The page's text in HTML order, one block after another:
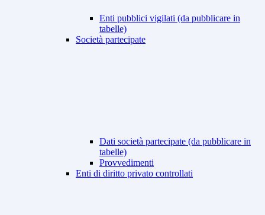
Enti pubblici vigilati (da pubblicare in
tabelle)
Società partecipate
Dati società partecipate (da pubblicare in
tabelle)
Provvedimenti
Enti di diritto privato controllati